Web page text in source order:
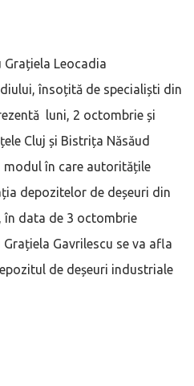
Leocadia
însoțită de specialiști din
luni, 2 octombrie și
Cluj și Bistrița Năsăud
modul în care autoritățile
depozitelor de deșeuri din
în data de 3 octombrie
Gavrilescu se va afla
de deșeuri industriale